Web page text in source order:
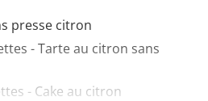
presse citron
- Tarte au citron sans
- Cake au citron